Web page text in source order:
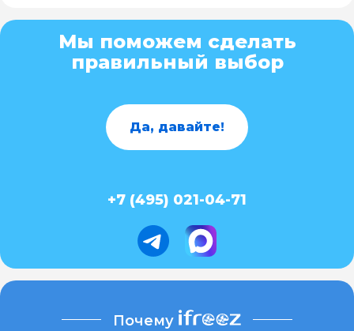
Мы поможем сделать
правильный выбор
Да, давайте!
+7 (495) 021-04-71
Почему